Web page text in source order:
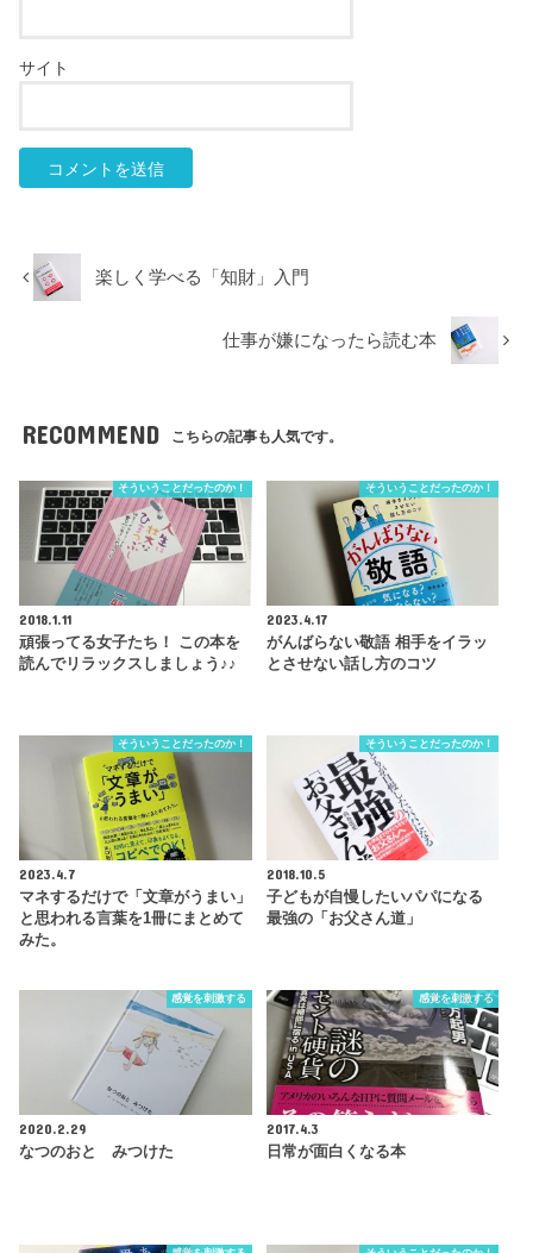
サイト
楽しく学べる「知財」入門
仕事が嫌になったら読む本
RECOMMEND こちらの記事も人気です。
そういうことだったのか！
2018.1.11
頑張ってる女子たち！ この本を
読んでリラックスしましょう♪♪
そういうことだったのか！
2023.4.17
がんばらない敬語 相手をイラッ
とさせない話し方のコツ
そういうことだったのか！
2023.4.7
マネするだけで「文章がうまい」
と思われる言葉を1冊にまとめて
みた。
そういうことだったのか！
2018.10.5
子どもが自慢したいパパになる
最強の「お父さん道」
感覚を刺激する
2020.2.29
なつのおと みつけた
感覚を刺激する
2017.4.3
日常が面白くなる本